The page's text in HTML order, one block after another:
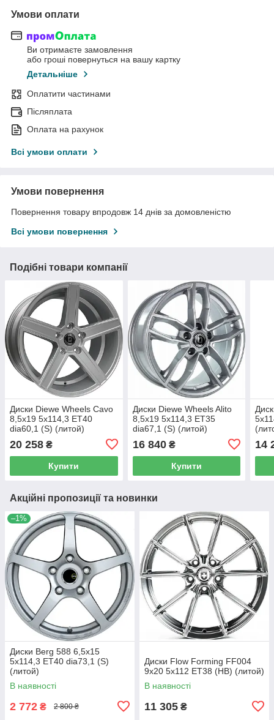
Умови оплати
Ви отримаєте замовлення
або гроші повернуться на вашу картку
Детальніше
Оплатити частинами
Післяплата
Оплата на рахунок
Всі умови оплати
Умови повернення
Повернення товару впродовж 14 днів за домовленістю
Всі умови повернення
Подібні товари компанії
Диски Diewe Wheels Cavo
8,5x19 5x114,3 ET40
dia60,1 (S) (литой)
20 258 ₴
Купити
Диски Diewe Wheels Alito
8,5x19 5x114,3 ET35
dia67,1 (S) (литой)
16 840₴
Купити
14
Акційні пропозиції та новинки
–1%
Диски Berg 588 6,5x15
5x114,3 ET40 dia73,1 (S)
(литой)
В наявності
2 772 ₴ 2 800 ₴
Диски Flow Forming FF004
9x20 5x112 ET38 (HB) (литой)
В наявності
11 305 ₴